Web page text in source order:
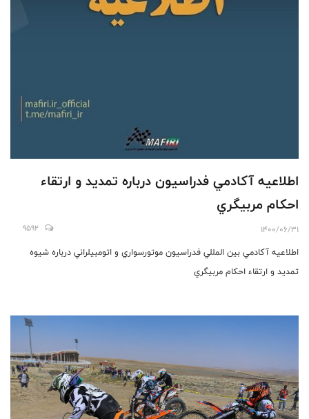
اطلاعيه آكادمي فدراسيون درباره تمديد و ارتقاء
احكام مربيگري
1400/06/31
9592
اطلاعيه آكادمي بين المللي فدراسيون موتورسواري و اتومبيلراني درباره شيوه
تمديد و ارتقاء احكام مربيگري